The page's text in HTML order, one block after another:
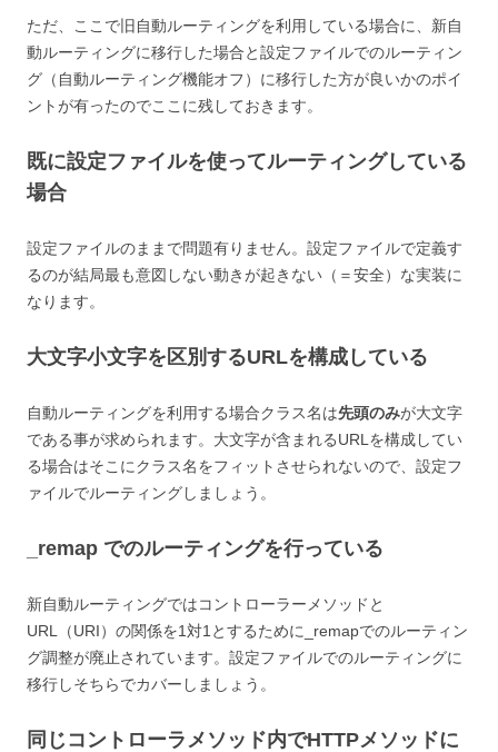
ただ、ここで旧自動ルーティングを利用している場合に、新自
動ルーティングに移行した場合と設定ファイルでのルーティン
グ（自動ルーティング機能オフ）に移行した方が良いかのポイ
ントが有ったのでここに残しておきます。
既に設定ファイルを使ってルーティングしている
場合
設定ファイルのままで問題有りません。設定ファイルで定義す
るのが結局最も意図しない動きが起きない（＝安全）な実装に
なります。
大文字小文字を区別するURLを構成している
自動ルーティングを利用する場合クラス名は先頭のみが大文字
である事が求められます。大文字が含まれるURLを構成してい
る場合はそこにクラス名をフィットさせられないので、設定フ
ァイルでルーティングしましょう。
_remap でのルーティングを行っている
新自動ルーティングではコントローラーメソッドと
URL（URI）の関係を1対1とするために_remapでのルーティン
グ調整が廃止されています。設定ファイルでのルーティングに
移行しそちらでカバーしましょう。
同じコントローラメソッド内でHTTPメソッドに